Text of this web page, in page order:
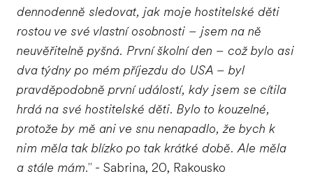
dennodenně sledovat, jak moje hostitelské děti
rostou ve své vlastní osobnosti – jsem na ně
neuvěřitelně pyšná. První školní den – což bylo asi
dva týdny po mém příjezdu do USA – byl
pravděpodobně první událostí, kdy jsem se cítila
hrdá na své hostitelské děti. Bylo to kouzelné,
protože by mě ani ve snu nenapadlo, že bych k
nim měla tak blízko po tak krátké době. Ale měla
a stále mám." - Sabrina, 20, Rakousko